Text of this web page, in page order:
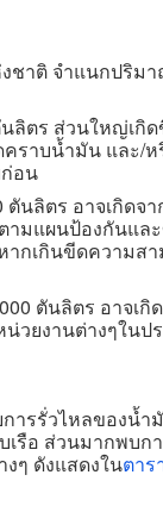
ติ จำแนกปริมา
ลิตร ส่วนใหญ่เกิ
ราบน้ำมัน และ/
อน
นลิตร อาจเกิดจ
มแผนป้องกันแล
กเกินขีดความส
ตันลิตร อาจเกิ
ยงานต่างๆในป
รรั่วไหลของน้ำ
รือ ส่วนมากพบก
ๆ ดังแสดงในตาร